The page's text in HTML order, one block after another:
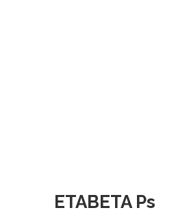
ETABETA Ps